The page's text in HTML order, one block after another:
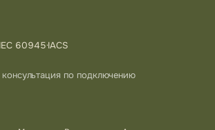
IEC 60945·IACS
консультация по подключению